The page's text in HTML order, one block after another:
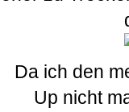
Da ich den
Up nicht